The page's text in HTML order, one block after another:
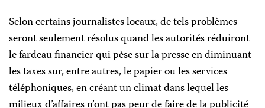
Selon certains journalistes locaux, de tels problèmes
seront seulement résolus quand les autorités réduiront
le fardeau financier qui pèse sur la presse en diminuant
les taxes sur, entre autres, le papier ou les services
téléphoniques, en créant un climat dans lequel les